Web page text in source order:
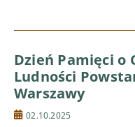
Dzień Pamięci o
Ludności
Warszawy
02.10.2025